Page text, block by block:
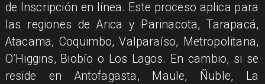
de Inscripción en línea. Este proceso aplica para
las regiones de Arica y Parinacota, Tarapacá,
Atacama, Coquimbo, Valparaíso, Metropolitana,
O’Higgins, Biobío o Los Lagos. En cambio, si se
reside en Antofagasta, Maule, Ñuble, La